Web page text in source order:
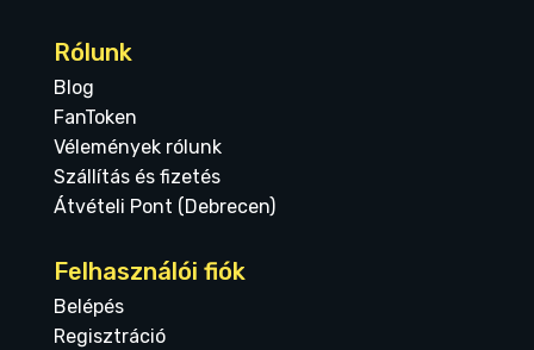
Rólunk
Blog
FanToken
Vélemények rólunk
Szállítás és fizetés
Átvételi Pont (Debrecen)
Felhasználói fiók
Belépés
Regisztráció